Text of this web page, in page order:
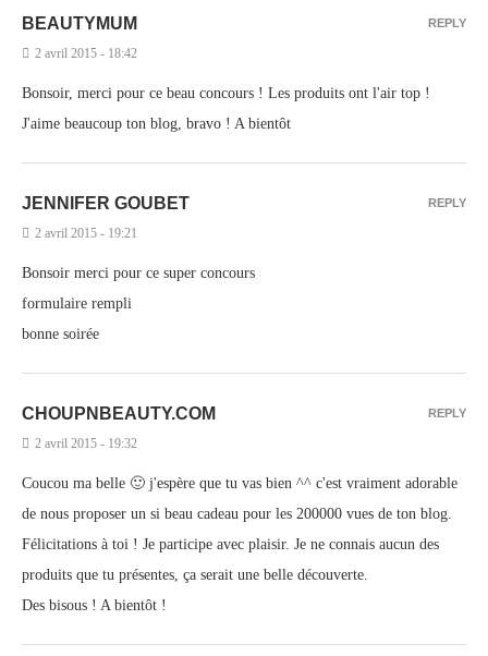
BEAUTYMUM
2 avril 2015 - 18:42
Bonsoir, merci pour ce beau concours ! Les produits ont l'air top !
J'aime beaucoup ton blog, bravo ! A bientôt
REPLY
JENNIFER GOUBET
2 avril 2015 - 19:21
Bonsoir merci pour ce super concours
formulaire rempli
bonne soirée
REPLY
CHOUPNBEAUTY.COM
2 avril 2015 - 19:32
Coucou ma belle 🙂 j'espère que tu vas bien ^^ c'est vraiment adorable
de nous proposer un si beau cadeau pour les 200000 vues de ton blog.
Félicitations à toi ! Je participe avec plaisir. Je ne connais aucun des
produits que tu présentes, ça serait une belle découverte.
Des bisous ! A bientôt !
REPLY